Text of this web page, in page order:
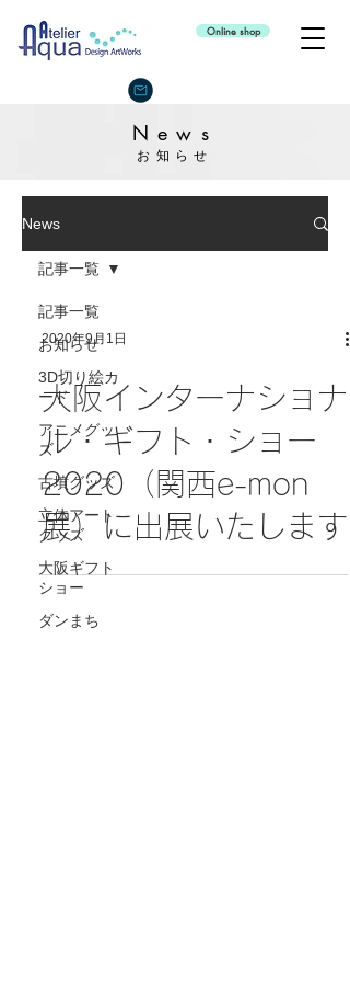
Online shop
News
お知らせ
News
記事一覧
お知らせ
3D切り絵カ
ード
アニメグッ
ズ
古墳グッズ
立体アート
グッズ
大阪ギフト
ショー
ダンまち
記事一覧
2020年9月1日
大阪インターナショナ
ル・ギフト・ショー
2020（関西e-mon
展）に出展いたします